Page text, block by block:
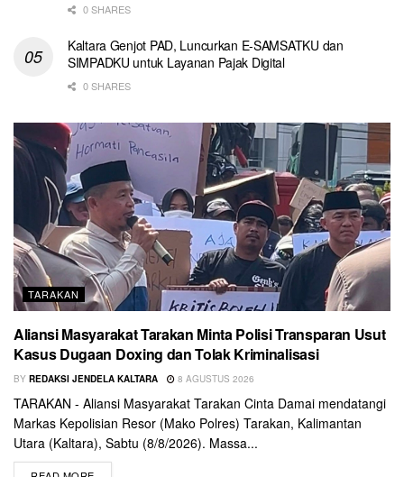
0 SHARES
Kaltara Genjot PAD, Luncurkan E-SAMSATKU dan
SIMPADKU untuk Layanan Pajak Digital
0 SHARES
TARAKAN
Aliansi Masyarakat Tarakan Minta Polisi Transparan Usut
Kasus Dugaan Doxing dan Tolak Kriminalisasi
BY REDAKSI JENDELA KALTARA 8 AGUSTUS 2026
TARAKAN - Aliansi Masyarakat Tarakan Cinta Damai mendatangi
Markas Kepolisian Resor (Mako Polres) Tarakan, Kalimantan
Utara (Kaltara), Sabtu (8/8/2026). Massa...